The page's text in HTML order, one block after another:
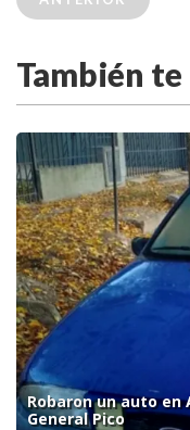
También
Robaron un auto
General Pico